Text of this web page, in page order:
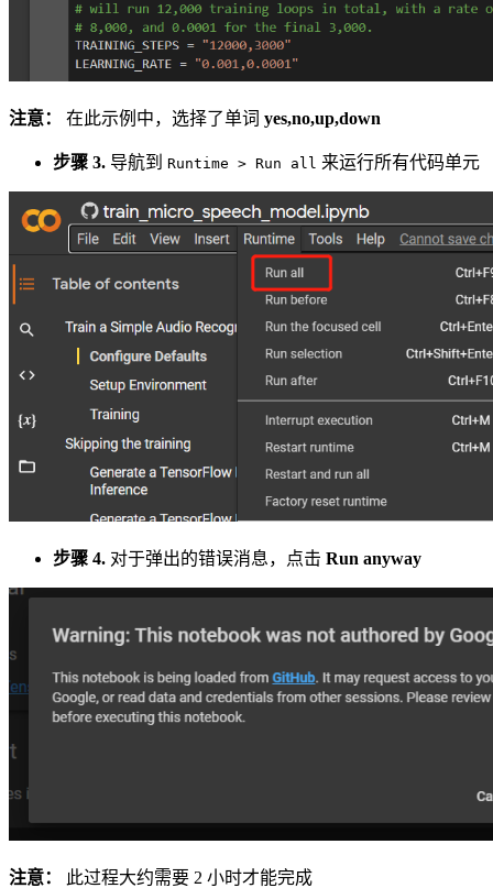
注意： 在此示例中，选择了单词 yes,no,up,down
步骤 3. 导航到 Runtime > Run all 来运行所有代码单元
步骤 4. 对于弹出的错误消息，点击 Run anyway
注意： 此过程大约需要 2 小时才能完成